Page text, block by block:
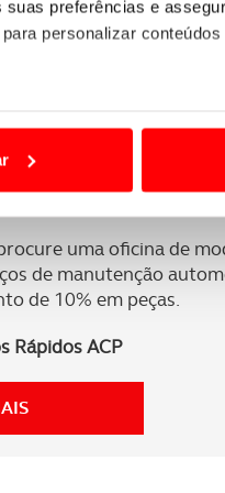
preferências e
personalizar
conteúdos e
de navegação no nosso
nosso site de
serão realizadas
na embraiagem após
deve manusear o
pode degradá-la e
uma oficina de
de manutenção
de 10% em peças.
Rápidos ACP